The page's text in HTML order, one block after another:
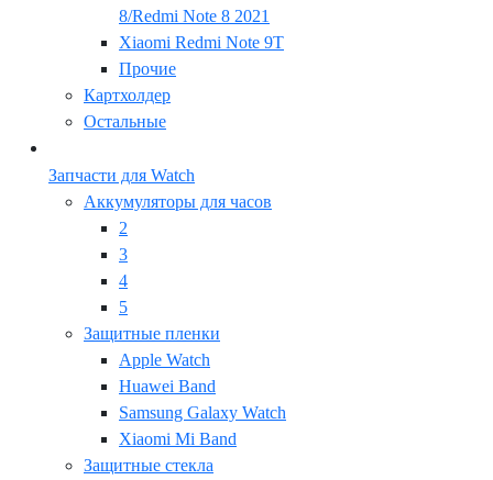
8/Redmi Note 8 2021
Xiaomi Redmi Note 9T
Прочие
Картхолдер
Остальные
Запчасти для Watch
Аккумуляторы для часов
2
3
4
5
Защитные пленки
Apple Watch
Huawei Band
Samsung Galaxy Watch
Xiaomi Mi Band
Защитные стекла